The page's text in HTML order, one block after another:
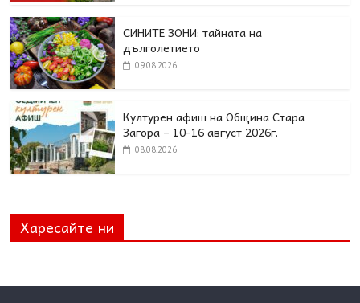
СИНИТЕ ЗОНИ: тайната на
дълголетието
09.08.2026
Културен афиш на Община Стара
Загора – 10-16 август 2026г.
08.08.2026
Харесайте ни